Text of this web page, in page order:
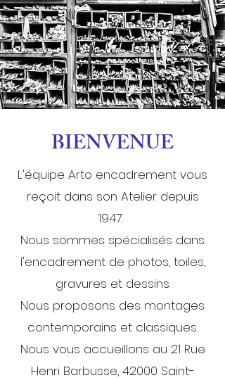
BIENVENUE
L'équipe Arto encadrement vous
reçoit dans son Atelierdepuis
1947.
Nous sommes spécialisés dans
l'encadrement de photos, toiles,
gravures et dessins.
Nous proposons des montages
contemporains et classiques.
Nous vous accueillons au 21 Rue
Henri Barbusse, 42000 Saint-